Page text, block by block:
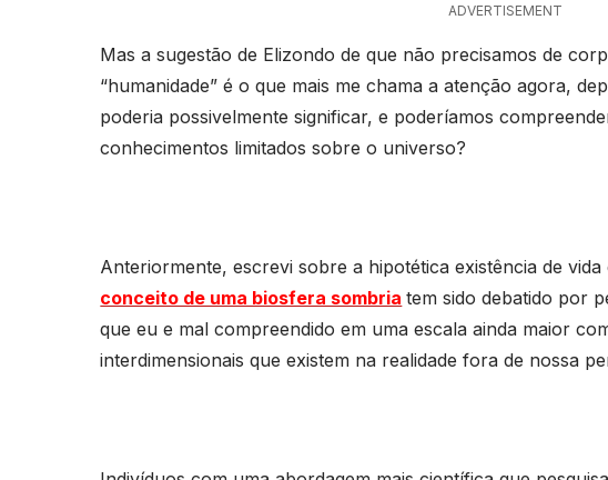
ADVERTISEMENT
Mas a sugestão de Elizondo de que não precisamos de
“humanidade” é o que mais me chama a atenção agora,
poderia possivelmente significar, e poderíamos
conhecimentos limitados sobre o universo?
Anteriormente, escrevi sobre a hipotética existência de
conceito de uma biosfera sombria tem sido debatido por
que eu e mal compreendido em uma escala ainda maior
interdimensionais que existem na realidade fora de nossa